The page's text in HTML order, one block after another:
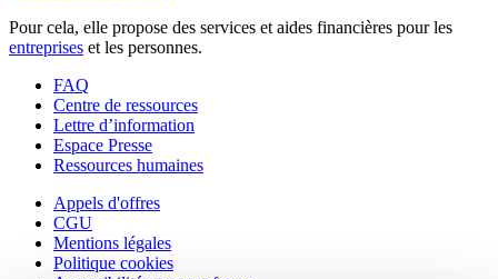
Pour cela, elle propose des services et aides financières pour les
entreprises et les personnes.
FAQ
Centre de ressources
Lettre d’information
Espace Presse
Ressources humaines
Appels d'offres
CGU
Mentions légales
Politique cookies